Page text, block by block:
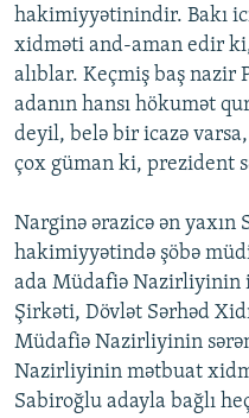
hakimiyyətinindir. Bakı
xidməti and-aman edir
alıblar. Keçmiş baş nazir
adanın hansı hökumət
deyil, belə bir icazə
çox güman ki, prezident
Narginə ərazicə ən yaxın
hakimiyyətində şöbə
ada Müdafiə Nazirliyinin
Şirkəti, Dövlət Sərhəd
Müdafiə Nazirliyinin
Nazirliyinin mətbuat
Sabiroğlu adayla bağlı